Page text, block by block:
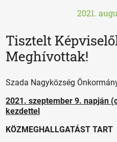
2021.
Tisztelt
Meghívottak!
Szada Nagyközség
2021. szeptember 9. napján
kezdettel
KÖZMEGHALLGATÁST TART